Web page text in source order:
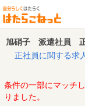
旭硝子 派遣社員 正
正社員に関する求
条件の一部にマッチ
りました。